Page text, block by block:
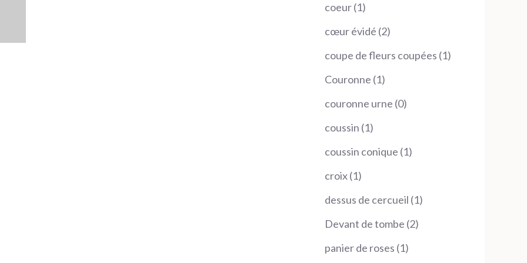
coeur 11
produit
cœur évidé 22
produits
coupe de fleurs coupées 11
Couronne 11
produit
couronne urne 00
coussin 11
produit
coussin conique 11
croix 11
produit
dessus de cercueil 11
Devant de tombe 22
panier de roses 11